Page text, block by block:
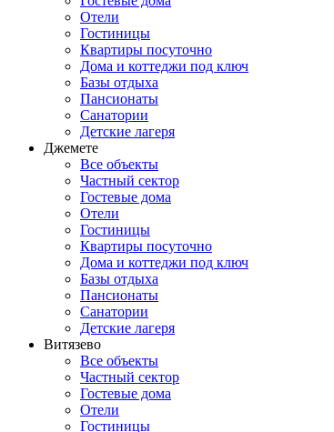
Отели
Гостиницы
Квартиры посуточно
Дома и коттеджи под ключ
Базы отдыха
Пансионаты
Санатории
Детские лагеря
Джемете
Все объекты
Частный сектор
Гостевые дома
Отели
Гостиницы
Квартиры посуточно
Дома и коттеджи под ключ
Базы отдыха
Пансионаты
Санатории
Детские лагеря
Витязево
Все объекты
Частный сектор
Гостевые дома
Отели
Гостиницы